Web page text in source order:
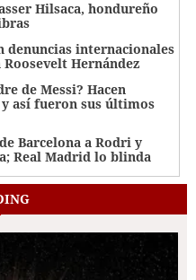
Hilsaca, hondureño
denuncias internacionales
Hernández
de Messi? Hacen
así fueron sus últimos
Barcelona a Rodri y
Real Madrid lo blinda